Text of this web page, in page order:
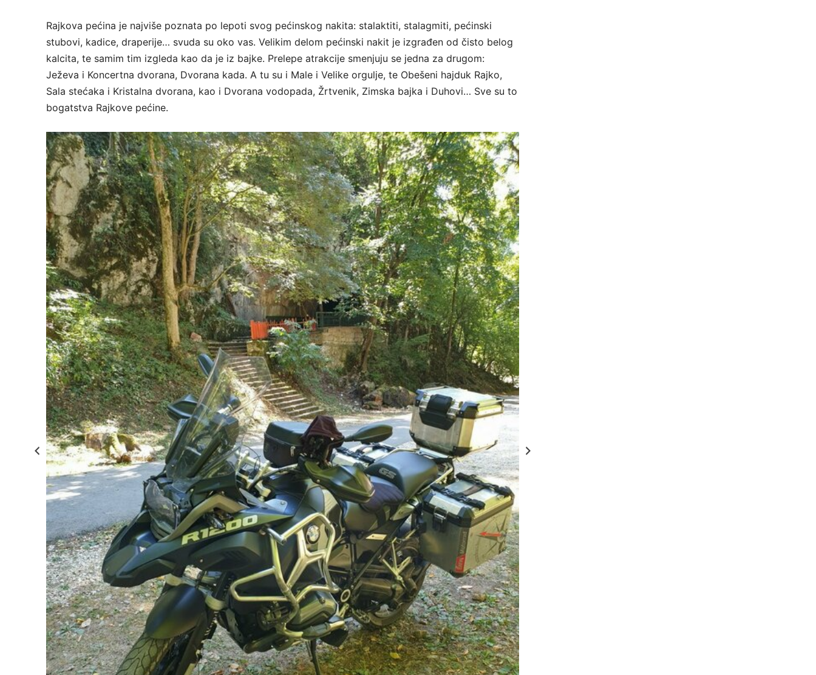
Rajkova pećina je najviše poznata po lepoti svog pećinskog nakita: stalaktiti, stalagmiti, pećinski
stubovi, kadice, draperije… svuda su oko vas. Velikim delom pećinski nakit je izgrađen od čisto belog
kalcita, te samim tim izgleda kao da je iz bajke. Prelepe atrakcije smenjuju se jedna za drugom:
Ježeva i Koncertna dvorana, Dvorana kada. A tu su i Male i Velike orgulje, te Obešeni hajduk Rajko,
Sala stećaka i Kristalna dvorana, kao i Dvorana vodopada, Žrtvenik, Zimska bajka i Duhovi… Sve su to
bogatstva Rajkove pećine.